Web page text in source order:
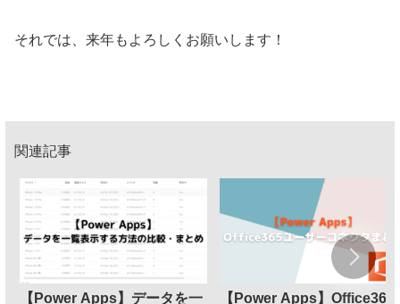
それでは、来年もよろしくお願いします！
関連記事
【Power Apps】データを一
【Power Apps】Office365